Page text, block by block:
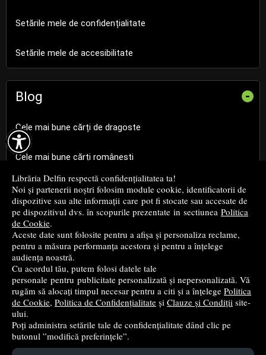

Librăria Delfin respectă confidențialitatea ta!
Noi și partenerii noștri folosim module cookie, identificatorii de
dispozitive sau alte informații care pot fi stocate sau accesate de
pe dispozitivul dvs. în scopurile prezentate in sectiunea Politica
de Cookie.
Aceste date sunt folosite pentru a afișa și personaliza reclame,
pentru a măsura performanța acestora și pentru a înțelege
audiența noastră.
Cu acordul tău, putem folosi datele tale
personale pentru publicitate personalizată și nepersonalizată. Vă
rugăm să alocați timpul necesar pentru a citi și a înțelege Politica
de Cookie, Politica de Confidențialitate și Clauze și Condiții site-
ului.
Poți administra setările tale de confidențialitate dând clic pe
butonul ”modifică preferințele”.
Setările mele de confidențialitate
Setările mele de accesibilitate
Blog -
Cele mai bune cărți de dragoste
Cele mai bune cărți românești
Cele mai bune cărți religioase
Cele mai bune cărți de istorie
Top cărți beletristică
...toate știrile
© 2004 - 2026Grup DZC SRL
Magazin onlinecreat de